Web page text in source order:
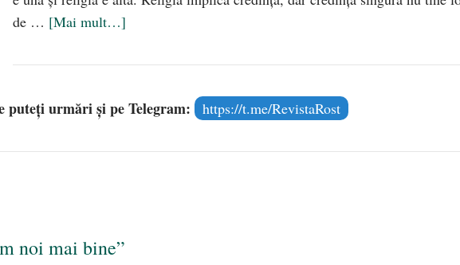
de … [Mai mult…]
puteți urmări și pe Telegram: https://t.me/RevistaRost
noi mai bine”